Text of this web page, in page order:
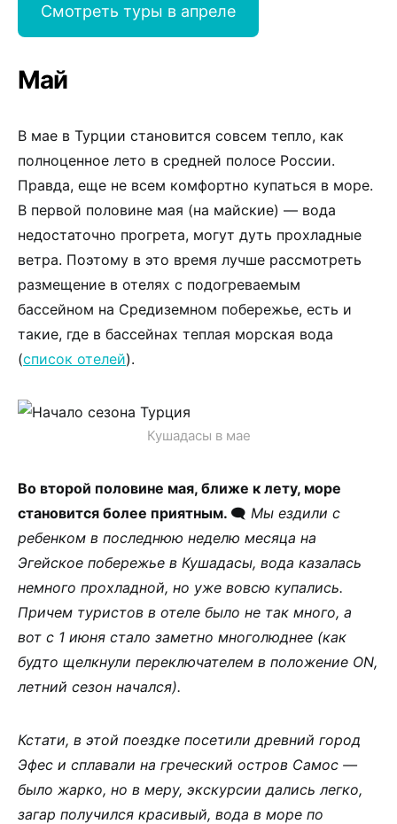
Смотреть туры в апреле
Май
В мае в Турции становится совсем тепло, как
полноценное лето в средней полосе России.
Правда, еще не всем комфортно купаться в море.
В первой половине мая (на майские) — вода
недостаточно прогрета, могут дуть прохладные
ветра. Поэтому в это время лучше рассмотреть
размещение в отелях с подогреваемым
бассейном на Средиземном побережье, есть и
такие, где в бассейнах теплая морская вода
(список отелей).
Кушадасы в мае
Во второй половине мая, ближе к лету, море
становится более приятным. 🗨 Мы ездили с
ребенком в последнюю неделю месяца на
Эгейское побережье в Кушадасы, вода казалась
немного прохладной, но уже вовсю купались.
Причем туристов в отеле было не так много, а
вот с 1 июня стало заметно многолюднее (как
будто щелкнули переключателем в положение ON,
летний сезон начался).
Кстати, в этой поездке посетили древний город
Эфес и сплавали на греческий остров Самос —
было жарко, но в меру, экскурсии дались легко,
загар получился красивый, вода в море по